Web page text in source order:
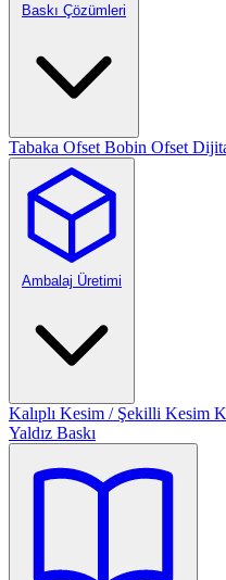
Baskı Çözümleri
Tabaka Ofset Bobin Ofset
Ambalaj Üretimi
Kalıplı Kesim / Şekilli Kesim
Yaldız Baskı